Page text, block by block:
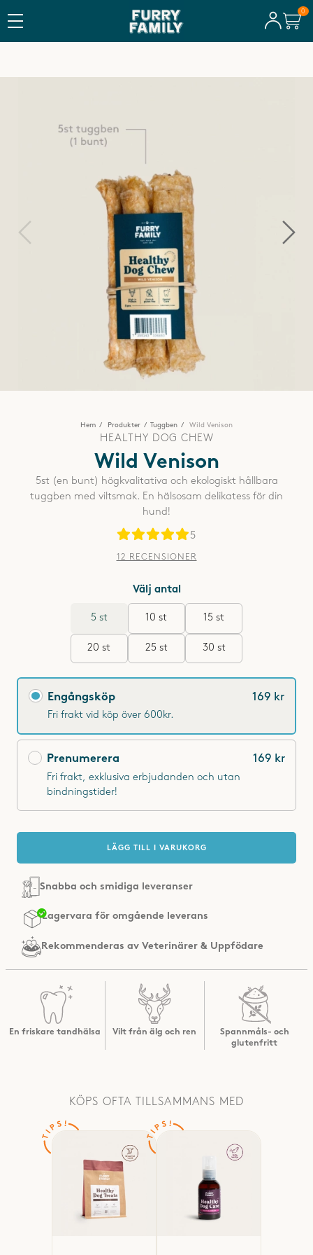
TILLVERKAT I SVERIGE
Hem Produkter Tuggben Wild Venison
HEALTHY DOG CHEW
Wild Venison
5st (en bunt) högkvalitativa och ekologiskt hållbara
tuggben med viltsmak. En hälsosam delikatess för din
hund!
5
12 RECENSIONER
5 st 10 st 15 st
20 st 25 st 30 st
Välj antal
Engångsköp
Fri frakt vid köp över 600kr.
169 kr
Prenumerera
Fri frakt, exklusiva erbjudanden och utan
bindningstider!
169 kr
LÄGG TILL I VARUKORG
Snabba och smidiga leveranser
Rekommenderas av Veterinärer & Uppfödare
En friskare tandhälsa Vilt från älg och ren
Spannmåls- och
glutenfritt
KÖPS OFTA TILLSAMMANS MED